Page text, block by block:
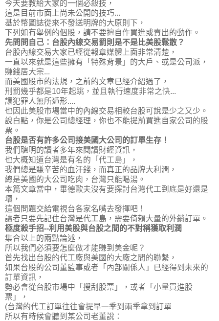
今天要教給大家的一個必殺技，
這是目前市面上尚未公開的技巧...
基於幣圖誌從來不發送明牌的大原則下，
下列如有舉例的個股，請不要擅自作買進或賣出的動作。
先問問自己：台股內線交易罰則是不是比美股鬆散？
台股內線交易大家已經從報章媒體上面非常清楚，
一直以來就是這些擁有「特殊背景」的大戶、或是公司派，
賺錢居大宗...
而美國股市的法規，之前的文章已經介紹過了，
刑罰幾乎都是10年起跳，並且執行速度非常之快...
讓犯罪人無所遁形....
也因此美股市場當中的內線交易相較台股可說是少之又少。
說白點，你是公司總經理，你也不能提前買進自家公司的股
票 。
台股是否有許多公司接美國大公司的訂單生存！
我們聰明的讀者多年來閱讀財經資訊，
也大概知道台灣是有名的「代工島」，
我們總是賺辛苦的血汗錢，而真正的品牌大利潤，
總是美國的大公司吃肉，台灣只能喝湯。
本篇文章當中，畢德歐夫沒有要探討台灣代工到底是好還是
壞，
這個問題交給電視台各家名嘴去發揮吧！
讀者只要先記住台灣是代工島，需要倚賴大量的外銷訂單 。
極度殺手招--利用美股與台股之間的不對稱獲取利潤
集合以上的兩點論述，
所以我們必須要怎麼做才能賺到美金呢？
首先找出台股的代工廠與美國的大廠之間的聯繫，
如果台股的公司董監事或者「內部關係人」已經得到未來的
訂單資訊，
勢必會從台股市場中「搜刮股票」，或者「小量買進股
票」，
(台灣的代工訂單往往會提早一季到兩季拿到訂單
所以有時候會聽到某公司老董說：